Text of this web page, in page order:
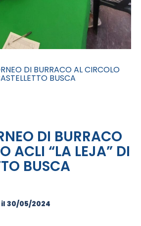
DI BURRACO AL CIRCOLO
BUSCA
DI BURRACO
ACLI “LA LEJA” DI
BUSCA
30/05/2024